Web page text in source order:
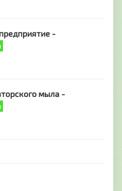
-
мыла -